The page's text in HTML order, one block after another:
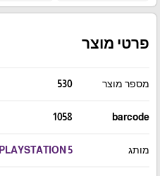
פרטי מוצר
מספר מוצר 530
barcode
1058
מותג PLAYSTATION 5